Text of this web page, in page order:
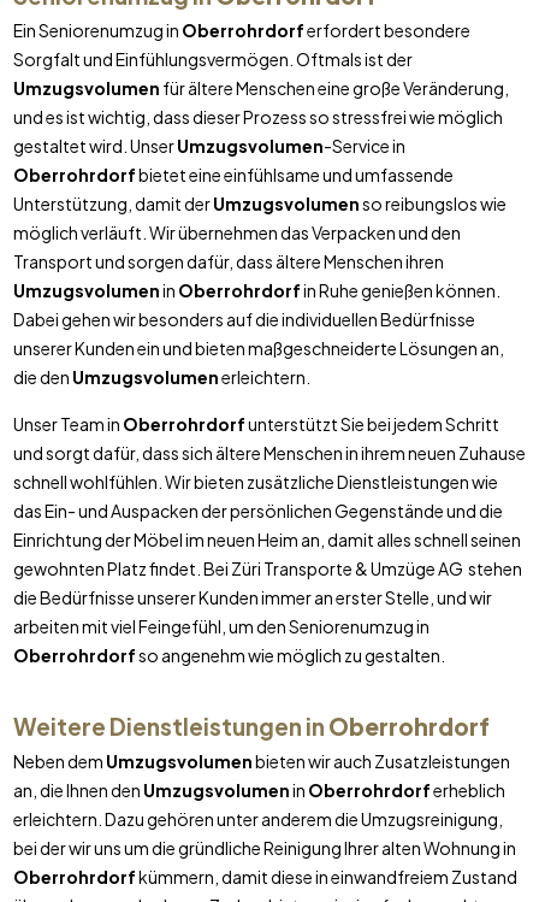
Ein Seniorenumzug in Oberrohrdorferfordert besondere
Sorgfalt und Einfühlungsvermögen. Oftmals ist der
Umzugsvolumen für ältere Menschen eine große Veränderung,
und es ist wichtig, dass dieser Prozess so stressfrei wie möglich
gestaltet wird. UnserUmzugsvolumen-Service in
Oberrohrdorfbietet eine einfühlsame und umfassende
Unterstützung, damit derUmzugsvolumenso reibungslos wie
möglich verläuft. Wir übernehmen das Verpacken und den
Transport und sorgen dafür, dass ältere Menschen ihren
Umzugsvolumenin Oberrohrdorfin Ruhe genießen können.
Dabei gehen wir besonders auf die individuellen Bedürfnisse
unserer Kunden ein und bieten maßgeschneiderte Lösungen an,
die den Umzugsvolumenerleichtern.
Unser Team in Oberrohrdorfunterstützt Sie bei jedem Schritt
und sorgt dafür, dass sich ältere Menschen in ihrem neuen Zuhause
schnell wohlfühlen. Wir bieten zusätzliche Dienstleistungen wie
das Ein- und Auspacken der persönlichen Gegenstände und die
Einrichtung der Möbel im neuen Heim an, damit alles schnell seinen
gewohnten Platz findet. Bei Züri Transporte & Umzüge AG stehen
die Bedürfnisse unserer Kunden immer an erster Stelle, und wir
arbeiten mit viel Feingefühl, um den Seniorenumzug in
Oberrohrdorfso angenehm wie möglich zu gestalten.
Weitere Dienstleistungen in Oberrohrdorf
Neben dem Umzugsvolumenbieten wir auch Zusatzleistungen
an, die Ihnen den Umzugsvolumenin Oberrohrdorferheblich
erleichtern. Dazu gehören unter anderem die Umzugsreinigung,
bei der wir uns um die gründliche Reinigung Ihrer alten Wohnung in
Oberrohrdorfkümmern, damit diese in einwandfreiem Zustand